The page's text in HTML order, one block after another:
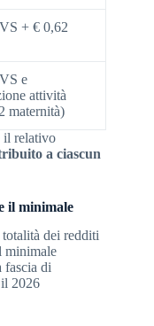
+ € 0,62
e
attività
maternità)
il relativo
a ciascun
il minimale
dei redditi
minimale
fascia di
2026